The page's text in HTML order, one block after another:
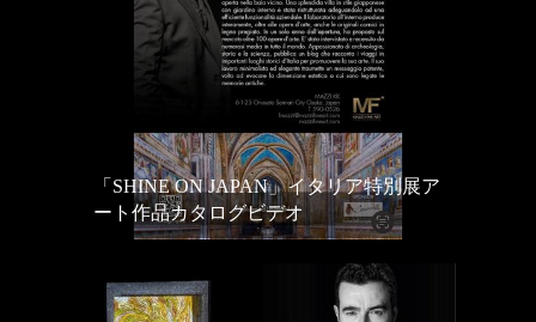
「SHINE ON JAPAN」イタリア特別展ア
ート作品カタログビデオ